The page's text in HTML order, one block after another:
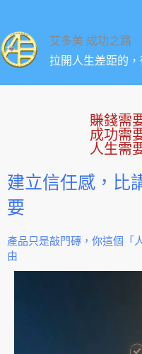
艾多美 成功之路
拉開人生差距的
賺錢需
成功需
人生需
建立信任感，比
要
產品只是敲門磚，你這個「
由